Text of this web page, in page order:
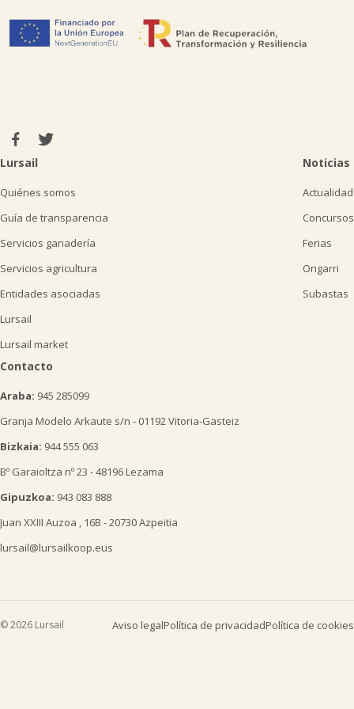
Lursail
Quiénes somos
Guía de transparencia
Servicios ganadería
Servicios agricultura
Entidades asociadas
Lursail
Lursail market
Noticias
Actualidad
Concursos
Ferias
Ongarri
Subastas
Contacto
Araba: 945 285099
Granja Modelo Arkaute s/n - 01192 Vitoria-Gasteiz
Bizkaia: 944 555 063
Bº Garaioltza nº 23 - 48196 Lezama
Gipuzkoa: 943 083 888
Juan XXIII Auzoa , 16B - 20730 Azpeitia
lursail@lursailkoop.eus
© 2026 Lursail Aviso legalPolítica de privacidadPolítica de cookies